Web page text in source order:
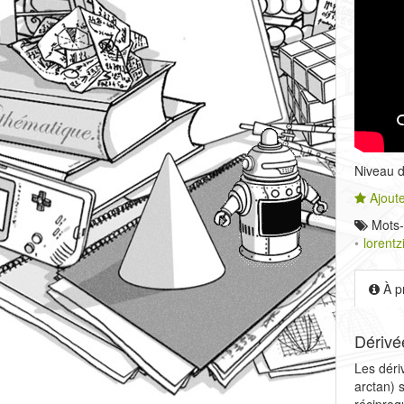
Niveau
À
Les
arctan)